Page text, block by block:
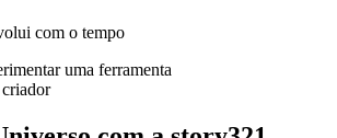
com o tempo
uma ferramenta